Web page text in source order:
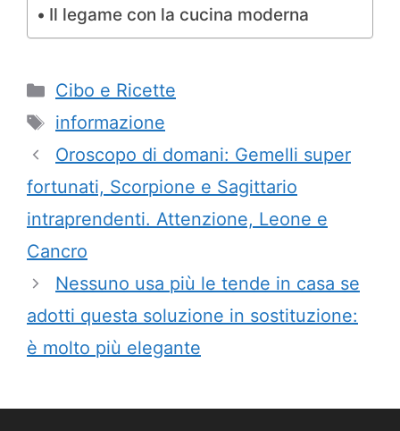
Il legame con la cucina moderna
Categorie
Cibo e Ricette
Tag
informazione
Oroscopo di domani: Gemelli super
fortunati, Scorpione e Sagittario
intraprendenti. Attenzione, Leone e
Cancro
Nessuno usa più le tende in casa se
adotti questa soluzione in sostituzione:
è molto più elegante